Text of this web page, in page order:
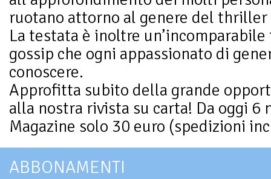
ruotano attorno al genere del
La testata è inoltre
gossip che ogni appassionato di
conoscere.
Approfitta subito della grande
alla nostra rivista su carta! Da oggi 6
Magazine solo 30 euro (spedizioni
ABBONAMENTI